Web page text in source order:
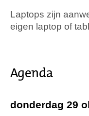
Laptops zijn
eigen laptop of
Agenda
donderdag 29